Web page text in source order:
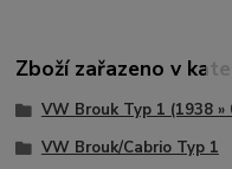
Zboží zařazeno v
VW Brouk Typ 1 (1938 »
VW Brouk/Cabrio Typ 1